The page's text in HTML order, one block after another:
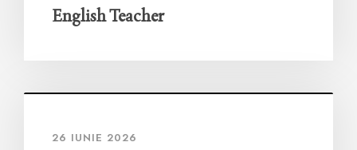
English Teacher
26 IUNIE 2026